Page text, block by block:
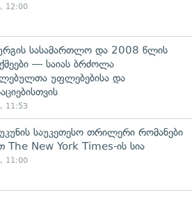
12:00
სასამართლო და 2008 წლის
— საიას ბრძოლა
უფლებებისა და
11:53
საუკეთესო თრილერი რომანები
The New York Times-ის სია
11:00